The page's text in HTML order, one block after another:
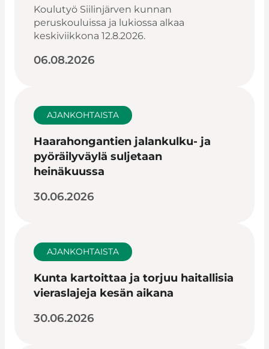
Koulutyö Siilinjärven kunnan
peruskouluissa ja lukiossa alkaa
keskiviikkona 12.8.2026.
06.08.2026
AJANKOHTAISTA
Haarahongantien jalankulku- ja
pyöräilyväylä suljetaan
heinäkuussa
30.06.2026
AJANKOHTAISTA
Kunta kartoittaa ja torjuu haitallisia
vieraslajeja kesän aikana
30.06.2026